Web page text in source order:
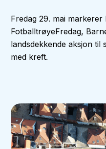
Fredag 29. mai
FotballtrøyeFredag,
landsdekkende aksjon
med kreft.